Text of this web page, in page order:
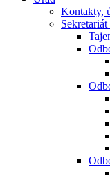
Kontakty,